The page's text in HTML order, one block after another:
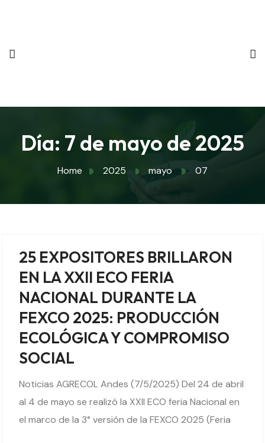
Día: 7 de mayo de 2025
Home 2025 mayo 07
25 EXPOSITORES BRILLARON
EN LA XXII ECO FERIA
NACIONAL DURANTE LA
FEXCO 2025: PRODUCCIÓN
ECOLÓGICA Y COMPROMISO
SOCIAL
Noticias AGRECOL Andes (7/5/2025) Del 24 de abril
al 4 de mayo se realizó la XXII ECO feria Nacional en
el marco de la 3° versión de la FEXCO 2025 (Feria